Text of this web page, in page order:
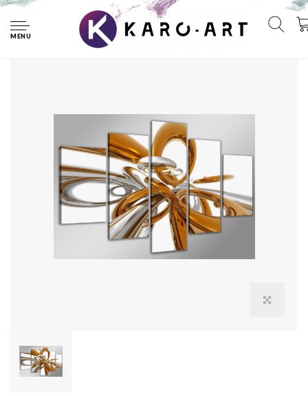
MENU
Schilderij - Abstract, 200x100cm 5-luik